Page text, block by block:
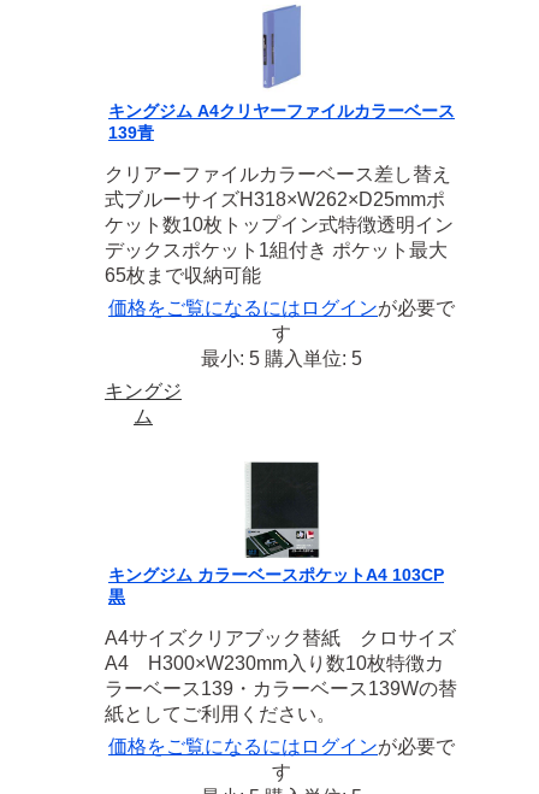
キングジム A4クリヤーファイルカラーベース
139青
クリアーファイルカラーベース差し替え
式ブルーサイズH318×W262×D25mmポ
ケット数10枚トップイン式特徴透明イン
デックスポケット1組付き ポケット最大
65枚まで収納可能
価格をご覧になるには ログインが必要で
す
最小: 5 購入単位: 5
キングジ
ム
キングジム カラーベースポケットA4 103CP
黒
A4サイズクリアブック替紙 クロサイズ
A4 H300×W230mm入り数10枚特徴カ
ラーベース139・カラーベース139Wの替
紙としてご利用ください。
価格をご覧になるには ログインが必要で
す